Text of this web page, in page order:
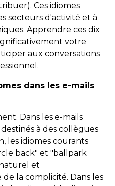
Ces idiomes
secteurs d'activité et à
Apprendre ces dix
votre
aux conversations
dans les e-mails
Dans les e-mails
à des collègues
les idiomes courants
back" et "ballpark
et
la complicité. Dans les